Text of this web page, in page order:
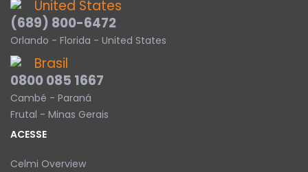
United States
(689) 800-6472
Orlando - Florida - United States
Brasil
0800 085 1667
Cambé - Paraná
Frutal - Minas Gerais
ACESSE
Celmi Overview